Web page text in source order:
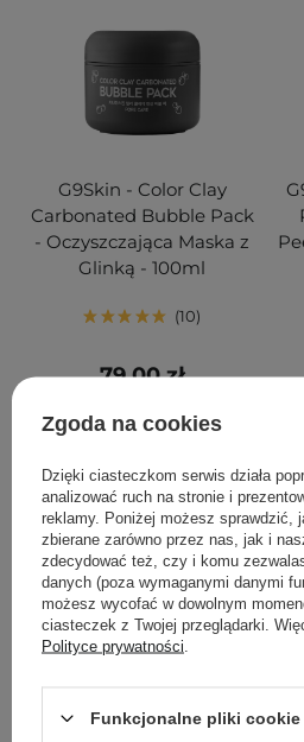
G9Skin - Color Clay
Carbonated Bubble Pack
- Oczyszczająca Maska z
Glinką - 100ml
10
79,00 zł
DODAJ DO KOSZYKA
FILTROWANIE
Zgoda na cookies
Dzięki ciasteczkom serwis działa
analizować ruch na stronie i
reklamy. Poniżej możesz sprawdzić,
zbierane zarówno przez nas, jak i
zdecydować też, czy i komu
danych (poza wymaganymi danymi
możesz wycofać w dowolnym
ciasteczek z Twojej przeglądarki.
Polityce prywatności
Funkcjonalne pliki cookie